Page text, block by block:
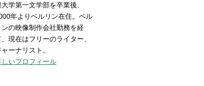
大学第一文学部を卒業後、
年よりベルリン在住。ベル
ンの映像制作会社勤務を経
現在はフリーのライター、
ャーナリスト。
しいプロフィール